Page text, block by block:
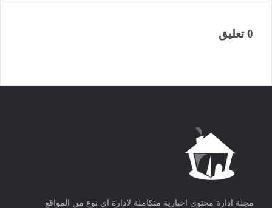
0 تعليق
مجلة ادارة محتوى اخبارية متكاملة لادارة اى نوع من المواقع